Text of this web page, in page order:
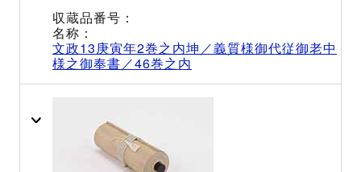
文政13庚寅年2巻之内坤／義質様御代従御老中
様之御奉書／46巻之内